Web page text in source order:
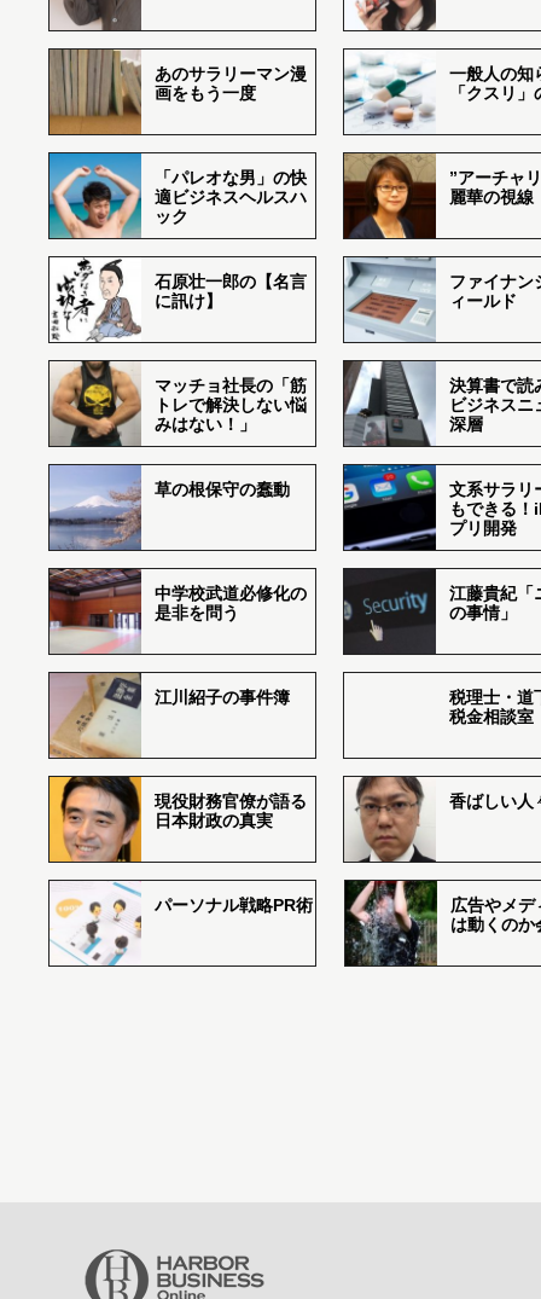
あのサラリーマン漫
画をもう一度
一般人の知
「クスリ
「パレオな男」の快
適ビジネスヘルスハ
ック
”アーチャ
麗華の視線
石原壮一郎の【名言
に訊け】
ファイナン
ィールド
マッチョ社長の「筋
トレで解決しない悩
みはない！」
決算書で読
ビジネスニ
深層
草の根保守の蠢動
文系サラリ
もできる
プリ開発
中学校武道必修化の
是非を問う
江藤貴紀「
の事情」
江川紹子の事件簿
税理士・道
税金相談室
現役財務官僚が語る
日本財政の真実
香ばしい
パーソナル戦略PR術
広告やメデ
は動くのか